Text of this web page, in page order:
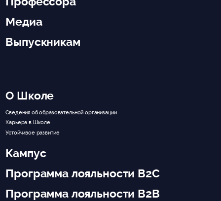
Медиа
Выпускникам
О Школе
Сведения об образовательной организации
Карьера в Школе
Устойчивое развитие
Кампус
Программа лояльности B2C
Программа лояльности B2B